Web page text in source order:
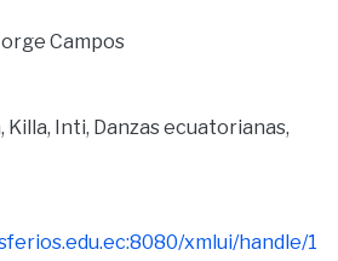
Campos
, Killa, Inti, Danzas ecuatorianas,
xmlui/handle/1